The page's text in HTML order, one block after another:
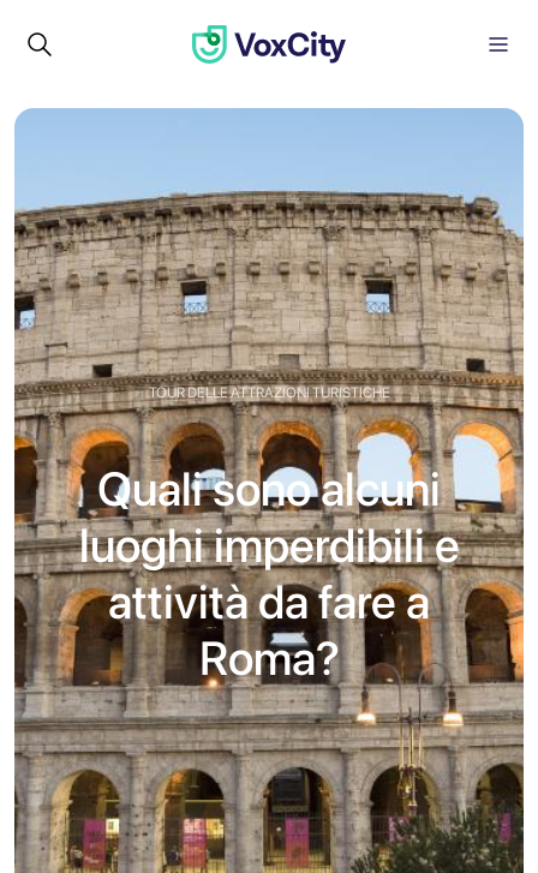
TOUR DELLE ATTRAZIONI TURISTICHE
Quali sono alcuni
luoghi imperdibili e
attività da fare a
Roma?